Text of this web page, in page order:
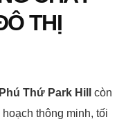
THỊ
Phú Thứ Park Hill
còn
thông minh, tối